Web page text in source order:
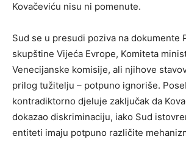
Kovačeviću nisu ni pomenute.
Sud se u presudi poziva na dokumente
skupštine Vijeća Evrope, Komiteta
Venecijanske komisije, ali njihove
prilog tužitelju – potpuno ignoriše.
kontradiktorno djeluje zaključak da
dokazao diskriminaciju, iako Sud
entiteti imaju potpuno različite